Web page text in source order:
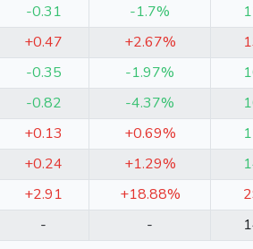
-0.31 -1.7%
+0.47 +2.67%
-0.35 -1.97%
-0.82 -4.37%
+0.13 +0.69%
+0.24 +1.29%
+2.91 +18.88%
- -